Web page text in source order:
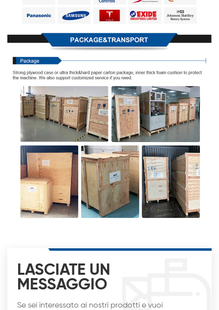
LASCIATE UN
MESSAGGIO
Se sei interessato ai nostri prodotti e vuoi